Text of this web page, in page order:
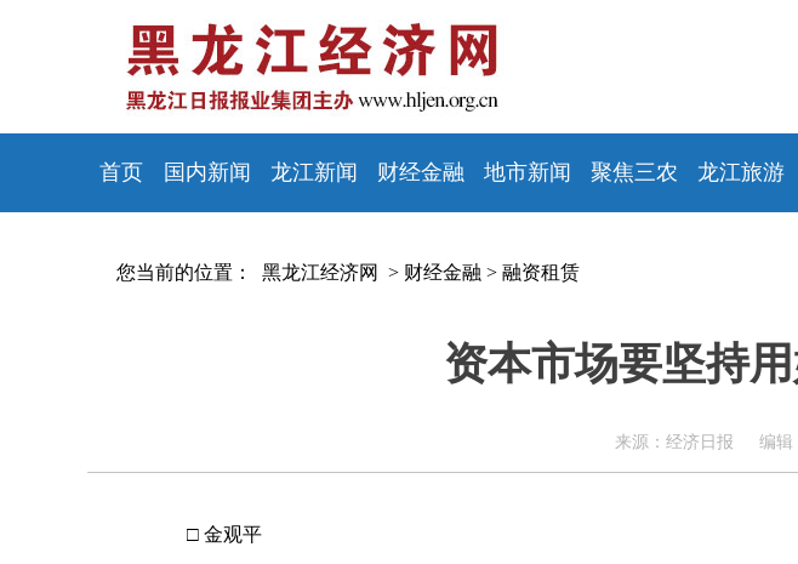
首页 国内新闻 龙江新闻 财经金融 地市新闻 聚焦三农 龙江旅游
您当前的位置： 黑龙江经济网 > 财经金融 > 融资租赁
资本市场要坚持
来源：经济日报 编辑
□ 金观平